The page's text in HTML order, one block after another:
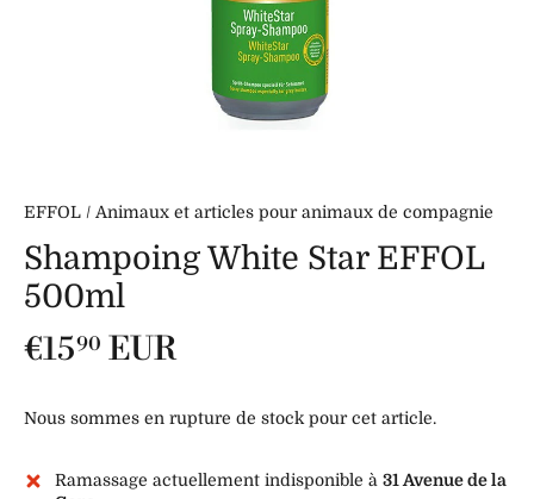
EFFOL / Animaux et articles pour animaux de compagnie
Shampoing White Star EFFOL
500ml
€1590 EUR
Nous sommes en rupture de stock pour cet article.
Ramassage actuellement indisponible à 31 Avenue de la